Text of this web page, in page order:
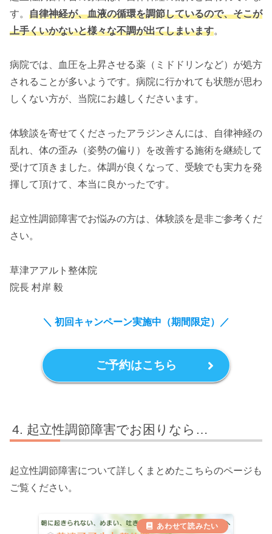
す。 自律神経が、血液の循環を調節しているので、そこが
上手くいかないと様々な不調が出てしまいます。
病院では、血圧を上昇させる薬（ミドドリンなど）が処方
されることが多いようです。病院に行かれても状態が思わ
しくない方が、当院にお越しくださいます。
体験談を寄せてくださったアラジンさんには、自律神経の
乱れ、体の歪み（姿勢の偏り）を改善する施術を継続して
受けて頂きました。体調が良くなって、受験でも実力を発
揮して頂けて、本当に良かったです。
起立性調節障害でお悩みの方は、体験談を是非ご参考くだ
さい。
草津アアルト整体院
院長 村岸 毅
＼ 初回キャンペーン実施中（期間限定） ／
ご予約はこちら
起立性調節障害でお困りなら…
起立性調節障害について詳しくまとめたこちらのページも
ご覧ください。